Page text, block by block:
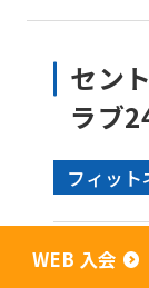
セン
ラブ
フィット
住所
WEB 入会